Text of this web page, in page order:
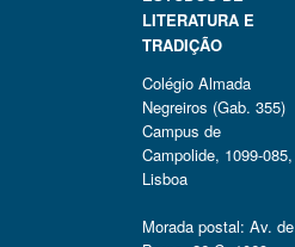
LITERATURA E
TRADIÇÃO
Colégio Almada
Negreiros (Gab. 355)
Campus de
Campolide, 1099-085,
Lisboa
Morada postal: Av. de